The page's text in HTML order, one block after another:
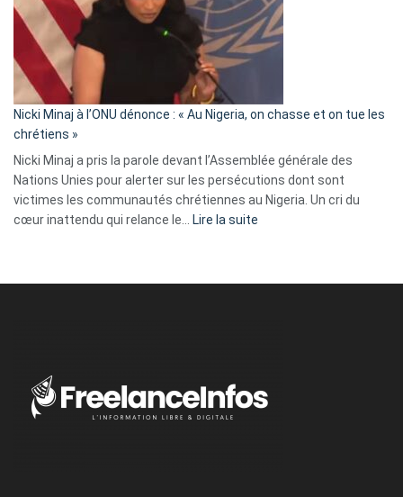
« Zemmour
a
tout
parle
ses
tripes »
Nicki Minaj à l’ONU dénonce : « Au Nigeria, on chasse et on tue les
chrétiens »
Nicki Minaj a pris la parole devant l’Assemblée générale des
Nations Unies pour alerter sur les persécutions dont sont
victimes les communautés chrétiennes au Nigeria. Un cri du
cœur inattendu qui relance le… Lire la suite
Nigeria,